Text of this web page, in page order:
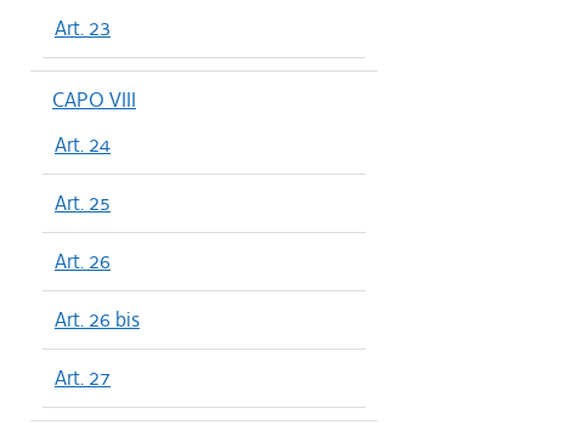
Art. 23
CAPO VIII
Art. 24
Art. 25
Art. 26
Art. 26 bis
Art. 27